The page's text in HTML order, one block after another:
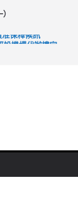
保釋候訊